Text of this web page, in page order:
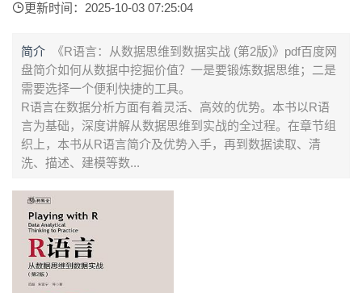
更新时间：2025-10-03 07:25:04
简介
《R语言：从数据思维到数据实战 (第2版)》pdf百度网
盘简介如何从数据中挖掘价值？一是要锻炼数据思维；二是
需要选择一个便利快捷的工具。
R语言在数据分析方面有着灵活、高效的优势。本书以R语
言为基础，深度讲解从数据思维到实战的全过程。在章节组
织上，本书从R语言简介及优势入手，再到数据读取、清
洗、描述、建模等数...